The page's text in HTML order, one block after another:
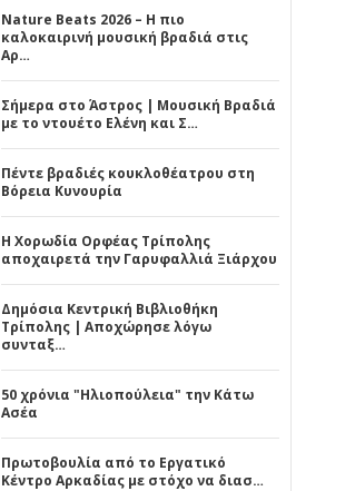
Nature Beats 2026 – Η πιο
καλοκαιρινή μουσική βραδιά στις
Αρ…
Σήμερα στο Άστρος | Μουσική Βραδιά
με το ντουέτο Ελένη και Σ…
Πέντε βραδιές κουκλοθέατρου στη
Βόρεια Κυνουρία
Η Χορωδία Ορφέας Τρίπολης
αποχαιρετά την Γαρυφαλλιά Ξιάρχου
Δημόσια Κεντρική Βιβλιοθήκη
Τρίπολης | Αποχώρησε λόγω
συνταξ…
50 χρόνια "Ηλιοπούλεια" την Κάτω
Ασέα
Πρωτοβουλία από το Εργατικό
Κέντρο Αρκαδίας με στόχο να διασ…